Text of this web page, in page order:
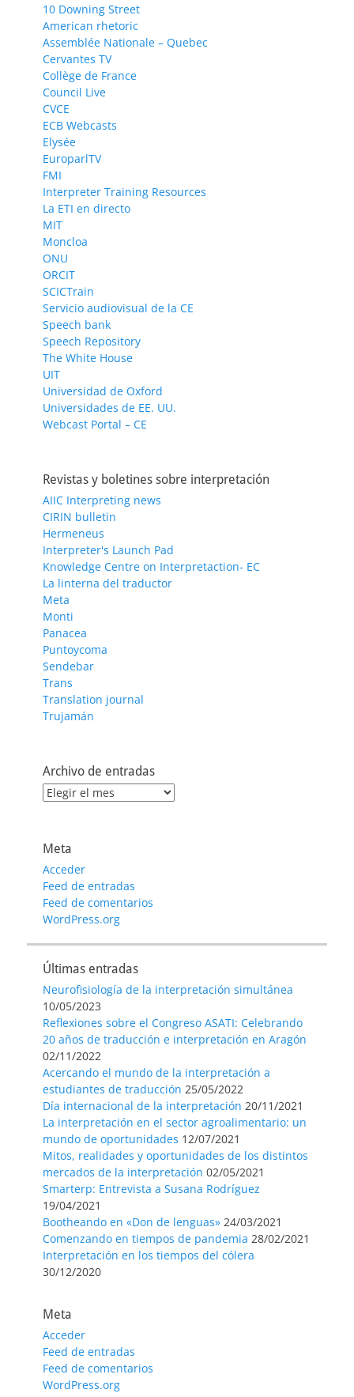
10 Downing Street
American rhetoric
Assemblée Nationale – Quebec
Cervantes TV
Collège de France
Council Live
CVCE
ECB Webcasts
Elysée
EuroparlTV
FMI
Interpreter Training Resources
La ETI en directo
MIT
Moncloa
ONU
ORCIT
SCICTrain
Servicio audiovisual de la CE
Speech bank
Speech Repository
The White House
UIT
Universidad de Oxford
Universidades de EE. UU.
Webcast Portal – CE
Revistas y boletines sobre interpretación
AIIC Interpreting news
CIRIN bulletin
Hermeneus
Interpreter's Launch Pad
Knowledge Centre on Interpretaction- EC
La linterna del traductor
Meta
Monti
Panacea
Puntoycoma
Sendebar
Trans
Translation journal
Trujamán
Archivo de entradas
Archivo
Meta
Acceder
Feed de entradas
Feed de comentarios
WordPress.org
Últimas entradas
Neurofisiología de la interpretación simultánea
10/05/2023
Reflexiones sobre el Congreso ASATI: Celebrando
20 años de traducción e interpretación en Aragón
02/11/2022
Acercando el mundo de la interpretación a
estudiantes de traducción 25/05/2022
Día internacional de la interpretación 20/11/2021
La interpretación en el sector agroalimentario: un
mundo de oportunidades 12/07/2021
Mitos, realidades y oportunidades de los distintos
mercados de la interpretación 02/05/2021
Smarterp: Entrevista a Susana Rodríguez
19/04/2021
Bootheando en «Don de lenguas» 24/03/2021
Comenzando en tiempos de pandemia 28/02/2021
Interpretación en los tiempos del cólera
30/12/2020
Meta
Acceder
Feed de entradas
Feed de comentarios
WordPress.org